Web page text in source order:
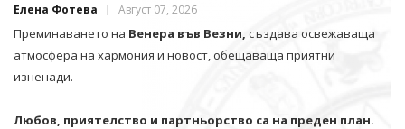
Елена Фотева Август 07, 2026
Преминаването на Венера във Везни, създава освежаваща
атмосфера на хармония и новост, обещаваща приятни
изненади.
Любов, приятелство и партньорство са на преден план.